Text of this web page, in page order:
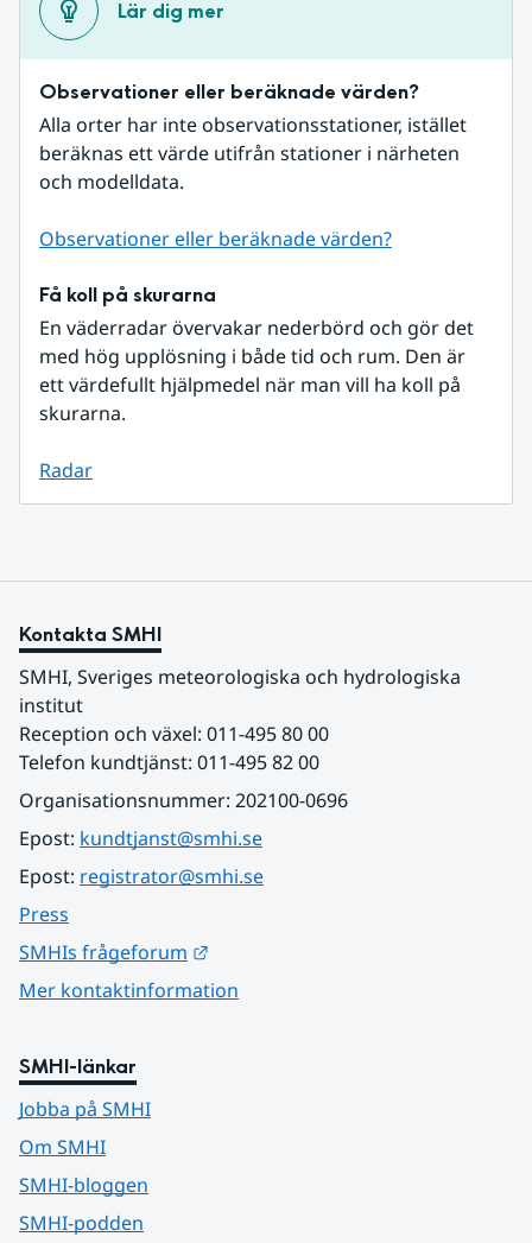
Lär dig mer
Observationer eller beräknade värden?
Alla orter har inte observationsstationer, istället
beräknas ett värde utifrån stationer i närheten
och modelldata.
Observationer eller beräknade värden?
Få koll på skurarna
En väderradar övervakar nederbörd och gör det
med hög upplösning i både tid och rum. Den är
ett värdefullt hjälpmedel när man vill ha koll på
skurarna.
Radar
Kontakta SMHI
SMHI, Sveriges meteorologiska och hydrologiska
institut
Reception och växel: 011-495 80 00
Telefon kundtjänst: 011-495 82 00
Organisationsnummer: 202100-0696
Epost: kundtjanst@smhi.se
Epost: registrator@smhi.se
Press
SMHIs frågeforum
Mer kontaktinformation
SMHI-länkar
Jobba på SMHI
Om SMHI
SMHI-bloggen
SMHI-podden